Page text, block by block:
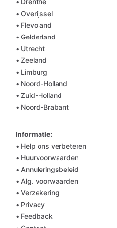
• Drenthe
• Overijssel
• Flevoland
• Gelderland
• Utrecht
• Zeeland
• Limburg
• Noord-Holland
• Zuid-Holland
• Noord-Brabant
Informatie:
• Help ons verbeteren
• Huurvoorwaarden
• Annuleringsbeleid
• Alg. voorwaarden
• Verzekering
• Privacy
• Feedback